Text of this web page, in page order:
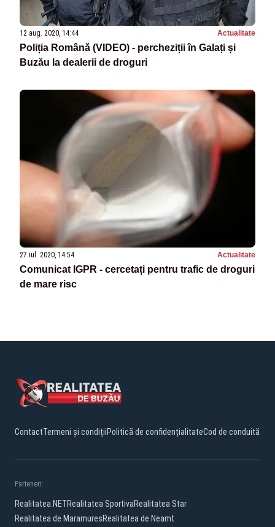
12 aug. 2020, 14:44 Actualitate
Poliția Română (VIDEO) - percheziții în Galați și
Buzău la dealerii de droguri
27 iul. 2020, 14:54 Actualitate
Comunicat IGPR - cercetați pentru trafic de droguri
de mare risc
ContactTermeni și condițiiPolitică de confidențialitateCod de conduită
Parteneri:
Realitatea.NETRealitatea SportivaRealitatea Star
Realitatea de MaramuresRealitatea de Neamt